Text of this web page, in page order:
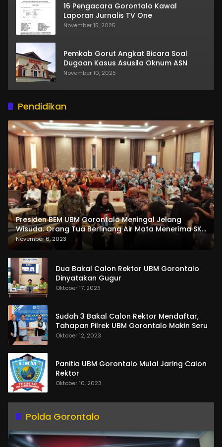
16 Pengacara Gorontalo Kawal
Laporan Jurnalis TV One
November 15, 2025
Pemkab Gorut Angkat Bicara Soal
Dugaan Kasus Asusila Oknum ASN
November 10, 2025
Pendidikan
Presiden BEM UBM Gorontalo Meningal Jelang
Wisuda. Orang Tua Berlinang Air Mata Menerima SKL
dan Pemasangan Salempang
November 6, 2023
Dua Bakal Calon Rektor UBM Gorontalo
Dinyatakan Gugur
Oktober 17, 2023
Sudah 3 Bakal Calon Rektor Mendaftar,
Tahapan Pilrek UBM Gorontalo Makin Seru
Oktober 12, 2023
Panitia UBM Gorontalo Mulai Jaring Calon
Rektor
Oktober 10, 2023
Polda Gorontalo